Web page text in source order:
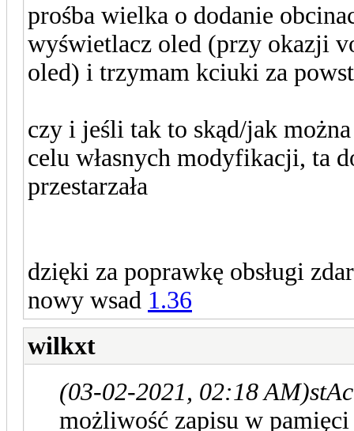
prośba wielka o dodanie
wyświetlacz oled (przy okazji
oled) i trzymam kciuki za
czy i jeśli tak to skąd/jak
celu własnych modyfikacji, ta
przestarzała
dzięki za poprawkę obsługi
nowy wsad 1.36
wilkxt
(03-02-2021, 02:18 AM)
możliwość zapisu w